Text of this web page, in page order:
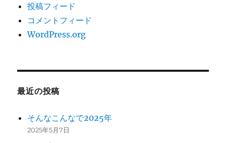
投稿フィード
コメントフィード
WordPress.org
最近の投稿
そんなこんなで2025年
2025年5月7日